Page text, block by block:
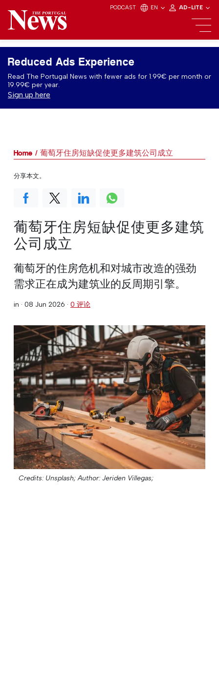
PODCAST EN AD-LITE
Reduced Ads Experience
Read The Portugal News with fewer ads for 1.99€ per month or
19.99€ per year.
Sign up here
Home 葡萄牙住房短缺促使更多建筑公司成立
葡萄牙住房短缺促使更多建筑
公司成立
葡萄牙的住房危机和对城市改造的强劲
需求正在成为建筑业的反周期引擎。
in · 08 Jun 2026 · 0 评论
Credits: Unsplash; Author: Jeriden Villegas;
分享本文。